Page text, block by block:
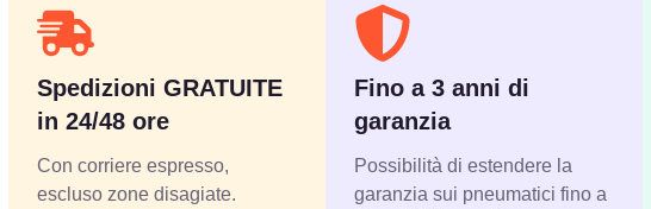
Spedizioni GRATUITE
in 24/48 ore
Con corriere espresso,
escluso zone disagiate.
Fino a 3 anni di
garanzia
Possibilità di estendere la
garanzia sui pneumatici fino a